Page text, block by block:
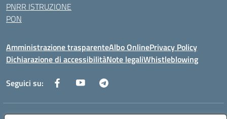
PNRR ISTRUZIONE
PON
Amministrazione trasparenteAlbo OnlinePrivacy Policy
Dichiarazione di accessibilitàNote legaliWhistleblowing
Seguici su: